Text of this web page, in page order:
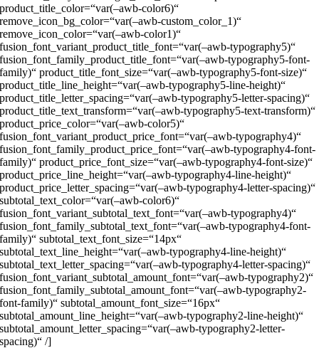
product_title_color=“var(–awb-color6)“
remove_icon_bg_color=“var(–awb-custom_color_1)“
remove_icon_color=“var(–awb-color1)“
fusion_font_variant_product_title_font=“var(–awb-typography5)“
fusion_font_family_product_title_font=“var(–awb-typography5-font-
family)“ product_title_font_size=“var(–awb-typography5-font-size)“
product_title_line_height=“var(–awb-typography5-line-height)“
product_title_letter_spacing=“var(–awb-typography5-letter-spacing)“
product_title_text_transform=“var(–awb-typography5-text-transform)“
product_price_color=“var(–awb-color5)“
fusion_font_variant_product_price_font=“var(–awb-typography4)“
fusion_font_family_product_price_font=“var(–awb-typography4-font-
family)“ product_price_font_size=“var(–awb-typography4-font-size)“
product_price_line_height=“var(–awb-typography4-line-height)“
product_price_letter_spacing=“var(–awb-typography4-letter-spacing)“
subtotal_text_color=“var(–awb-color6)“
fusion_font_variant_subtotal_text_font=“var(–awb-typography4)“
fusion_font_family_subtotal_text_font=“var(–awb-typography4-font-
family)“ subtotal_text_font_size=“14px“
subtotal_text_line_height=“var(–awb-typography4-line-height)“
subtotal_text_letter_spacing=“var(–awb-typography4-letter-spacing)“
fusion_font_variant_subtotal_amount_font=“var(–awb-typography2)“
fusion_font_family_subtotal_amount_font=“var(–awb-typography2-
font-family)“ subtotal_amount_font_size=“16px“
subtotal_amount_line_height=“var(–awb-typography2-line-height)“
subtotal_amount_letter_spacing=“var(–awb-typography2-letter-
spacing)“ /]